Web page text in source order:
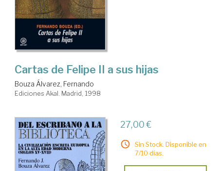
Cartas de Felipe II a sus hijas
Bouza Álvarez, Fernando
Ediciones Akal. Madrid, 1998
27,00 €
Sin Stock. Disponible en
7/10 días.